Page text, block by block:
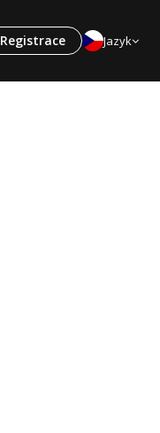
Registrace Jazyk